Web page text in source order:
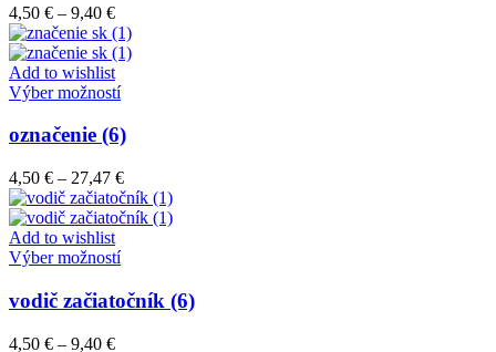
Možnosti
si
môžete
vybrať
na
stránke
produktu.
4,50 € – 9,40 €Price
range:
4,50 €
through
9,40 €
Add to wishlist
Výber možnostíTento
má
viacero
variantov.
Možnosti
si
môžete
vybrať
na
stránke
produktu.
označenie (6)
4,50 € – 27,47 €Price
range:
4,50 €
Add to wishlist
Výber možnostíTento
má
viacero
vodič začiatočník (6)
4,50 € – 9,40 €Price